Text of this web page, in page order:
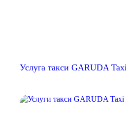
Услуга такси GARUDA